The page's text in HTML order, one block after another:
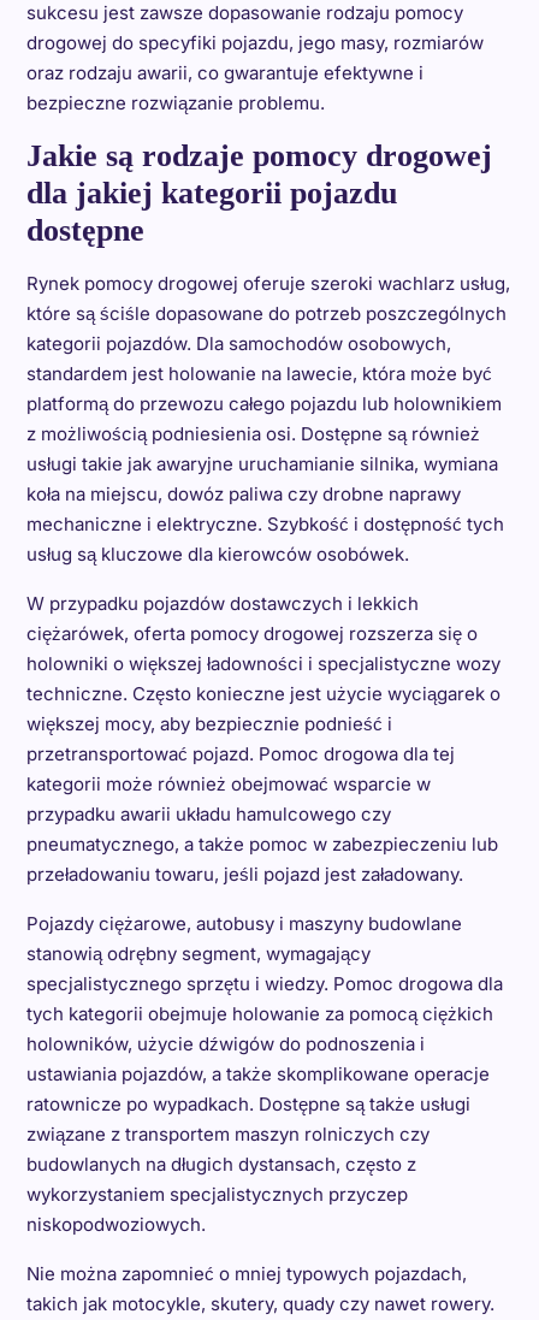
sukcesu jest zawsze dopasowanie rodzaju pomocy
drogowej do specyfiki pojazdu, jego masy, rozmiarów
oraz rodzaju awarii, co gwarantuje efektywne i
bezpieczne rozwiązanie problemu.
Jakie są rodzaje pomocy drogowej
dla jakiej kategorii pojazdu
dostępne
Rynek pomocy drogowej oferuje szeroki wachlarz usług,
które są ściśle dopasowane do potrzeb poszczególnych
kategorii pojazdów. Dla samochodów osobowych,
standardem jest holowanie na lawecie, która może być
platformą do przewozu całego pojazdu lub holownikiem
z możliwością podniesienia osi. Dostępne są również
usługi takie jak awaryjne uruchamianie silnika, wymiana
koła na miejscu, dowóz paliwa czy drobne naprawy
mechaniczne i elektryczne. Szybkość i dostępność tych
usług są kluczowe dla kierowców osobówek.
W przypadku pojazdów dostawczych i lekkich
ciężarówek, oferta pomocy drogowej rozszerza się o
holowniki o większej ładowności i specjalistyczne wozy
techniczne. Często konieczne jest użycie wyciągarek o
większej mocy, aby bezpiecznie podnieść i
przetransportować pojazd. Pomoc drogowa dla tej
kategorii może również obejmować wsparcie w
przypadku awarii układu hamulcowego czy
pneumatycznego, a także pomoc w zabezpieczeniu lub
przeładowaniu towaru, jeśli pojazd jest załadowany.
Pojazdy ciężarowe, autobusy i maszyny budowlane
stanowią odrębny segment, wymagający
specjalistycznego sprzętu i wiedzy. Pomoc drogowa dla
tych kategorii obejmuje holowanie za pomocą ciężkich
holowników, użycie dźwigów do podnoszenia i
ustawiania pojazdów, a także skomplikowane operacje
ratownicze po wypadkach. Dostępne są także usługi
związane z transportem maszyn rolniczych czy
budowlanych na długich dystansach, często z
wykorzystaniem specjalistycznych przyczep
niskopodwoziowych.
Nie można zapomnieć o mniej typowych pojazdach,
takich jak motocykle, skutery, quady czy nawet rowery.